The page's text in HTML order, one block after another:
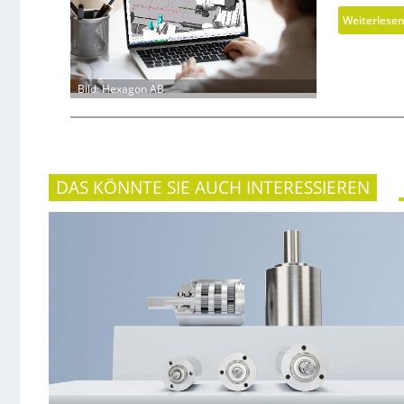
ht
Bild: Hexagon AB
Weiterlesen:
DAS KÖNNTE SIE AUCH INTERESSIEREN